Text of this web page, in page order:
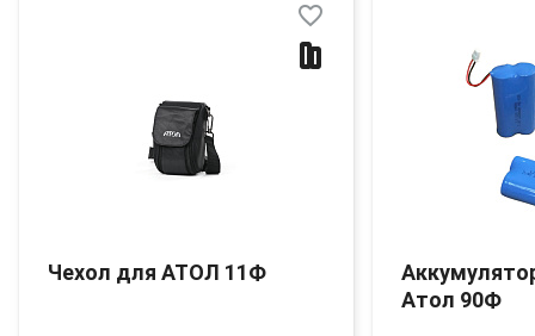
Чехол для АТОЛ 11Ф
favorite_border
Атол 90Ф